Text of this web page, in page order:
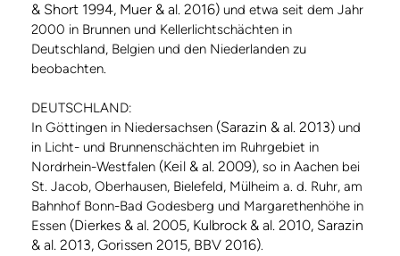
& Short 1994, Muer & al. 2016) und etwa seit dem Jahr
2000 in Brunnen und Kellerlichtschächten in
Deutschland, Belgien und den Niederlanden zu
beobachten.
DEUTSCHLAND:
In Göttingen in Niedersachsen (Sarazin & al. 2013) und
in Licht- und Brunnenschächten im Ruhrgebiet in
Nordrhein-Westfalen (Keil & al. 2009), so in Aachen bei
St. Jacob, Oberhausen, Bielefeld, Mülheim a. d. Ruhr, am
Bahnhof Bonn-Bad Godesberg und Margarethenhöhe in
Essen (Dierkes & al. 2005, Kulbrock & al. 2010, Sarazin
& al. 2013, Gorissen 2015, BBV 2016).